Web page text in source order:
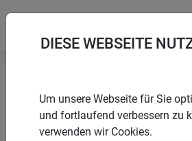
Startseite Produkte Garten
Rankhilfen
Rankgitter & Spaliere
DIESE WEBSEITE
Um unsere Webseite für Sie
und fortlaufend verbessern zu
verwenden wir Cookies.